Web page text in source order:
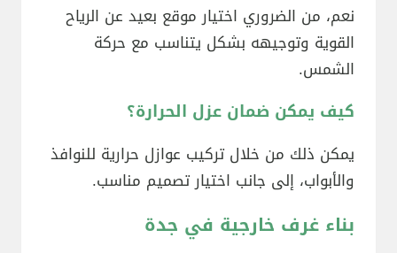
نعم، من الضروري اختيار موقع بعيد عن الرياح
القوية وتوجيهه بشكل يتناسب مع حركة
الشمس.
كيف يمكن ضمان عزل الحرارة؟
يمكن ذلك من خلال تركيب عوازل حرارية للنوافذ
والأبواب، إلى جانب اختيار تصميم مناسب.
بناء غرف خارجية في جدة